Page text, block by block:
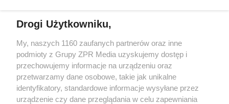
rozpowszechniany lub dalej rozpowszechniany w jakikolwiek sposób
(w tym także elektroniczny lub mechaniczny) na jakimkolwiek polu
eksploatacji w jakiejkolwiek formie, włącznie z umieszczaniem w
Internecie bez pisemnej zgody właściciela praw. Jakiekolwiek użycie
lub wykorzystanie utworów w całości lub w części z naruszeniem
prawa, tzn. bez właściwej zgody, jest zabronione pod groźbą kary i
może być ścigane prawnie.
Drogi Użytkowniku,
My, naszych 1160 zaufanych partnerów oraz inne
podmioty z Grupy ZPR Media uzyskujemy dostęp i
przechowujemy informacje na urządzeniu oraz
przetwarzamy dane osobowe, takie jak unikalne
identyfikatory, standardowe informacje wysyłane przez
urządzenie czy dane przeglądania w celu zapewniania